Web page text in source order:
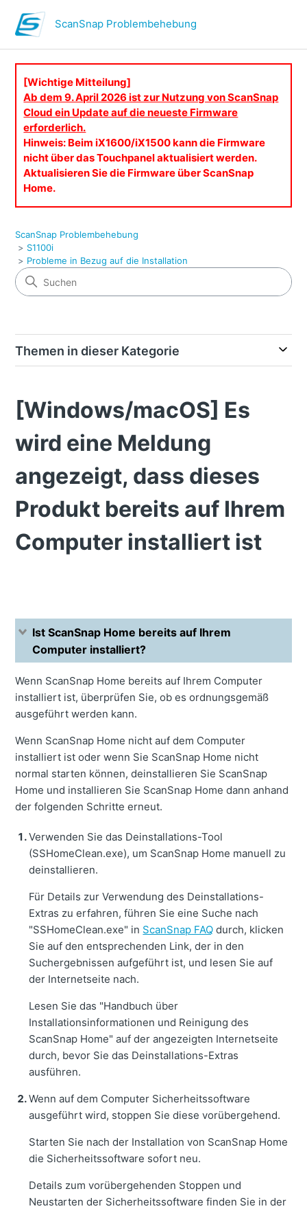
ScanSnap Problembehebung
[Wichtige Mitteilung]
Ab dem 9. April 2026 ist zur Nutzung von ScanSnap
Cloud ein Update auf die neueste Firmware
erforderlich.
Hinweis: Beim iX1600/iX1500 kann die Firmware
nicht über das Touchpanel aktualisiert werden.
Aktualisieren Sie die Firmware über ScanSnap
Home.
ScanSnap Problembehebung
S1100i
Probleme in Bezug auf die Installation
Themen in dieser Kategorie
[Windows/macOS] Es
wird eine Meldung
angezeigt, dass dieses
Produkt bereits auf Ihrem
Computer installiert ist
Ist ScanSnap Home bereits auf Ihrem
Computer installiert?
Wenn ScanSnap Home bereits auf Ihrem Computer
installiert ist, überprüfen Sie, ob es ordnungsgemäß
ausgeführt werden kann.
Wenn ScanSnap Home nicht auf dem Computer
installiert ist oder wenn Sie ScanSnap Home nicht
normal starten können, deinstallieren Sie ScanSnap
Home und installieren Sie ScanSnap Home dann anhand
der folgenden Schritte erneut.
Verwenden Sie das Deinstallations-Tool
(SSHomeClean.exe), um ScanSnap Home manuell zu
deinstallieren.
Für Details zur Verwendung des Deinstallations-
Extras zu erfahren, führen Sie eine Suche nach
"SSHomeClean.exe" in ScanSnap FAQ durch, klicken
Sie auf den entsprechenden Link, der in den
Suchergebnissen aufgeführt ist, und lesen Sie auf
der Internetseite nach.
Lesen Sie das "Handbuch über
Installationsinformationen und Reinigung des
ScanSnap Home" auf der angezeigten Internetseite
durch, bevor Sie das Deinstallations-Extras
ausführen.
Wenn auf dem Computer Sicherheitssoftware
ausgeführt wird, stoppen Sie diese vorübergehend.
Starten Sie nach der Installation von ScanSnap Home
die Sicherheitssoftware sofort neu.
Details zum vorübergehenden Stoppen und
Neustarten der Sicherheitssoftware finden Sie in der